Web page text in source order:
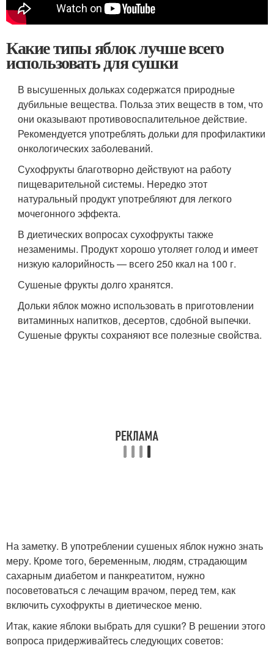
Какие типы яблок лучше всего
использовать для сушки
В высушенных дольках содержатся природные
дубильные вещества. Польза этих веществ в том, что
они оказывают противовоспалительное действие.
Рекомендуется употреблять дольки для профилактики
онкологических заболеваний.
Сухофрукты благотворно действуют на работу
пищеварительной системы. Нередко этот
натуральный продукт употребляют для легкого
мочегонного эффекта.
В диетических вопросах сухофрукты также
незаменимы. Продукт хорошо утоляет голод и имеет
низкую калорийность — всего 250 ккал на 100 г.
Сушеные фрукты долго хранятся.
Дольки яблок можно использовать в приготовлении
витаминных напитков, десертов, сдобной выпечки.
Сушеные фрукты сохраняют все полезные свойства.
На заметку. В употреблении сушеных яблок нужно знать
меру. Кроме того, беременным, людям, страдающим
сахарным диабетом и панкреатитом, нужно
посоветоваться с лечащим врачом, перед тем, как
включить сухофрукты в диетическое меню.
Итак, какие яблоки выбрать для сушки? В решении этого
вопроса придерживайтесь следующих советов: